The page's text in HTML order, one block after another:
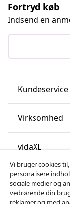
Fortryd køb
Indsend en
Kundeservice
Virksomhed
vidaXL
Opdag mere
Vi bruger cookies
personalisere
sociale medier og
vedrørende din
reklamer og med